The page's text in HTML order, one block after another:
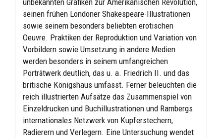
unbekannten Grafiken zur Amerikanischen Revolution,
seinen frühen Londoner Shakespeare-Illustrationen
sowie seinem besonders beliebten erotischen
Oeuvre. Praktiken der Reproduktion und Variation von
Vorbildern sowie Umsetzung in andere Medien
werden besonders in seinem umfangreichen
Porträtwerk deutlich, das u. a. Friedrich II. und das
britische Königshaus umfasst. Ferner beleuchten die
reich illustrierten Aufsätze das Zusammenspiel von
Einzeldrucken und Buchillustrationen und Rambergs
internationales Netzwerk von Kupferstechern,
Radierern und Verlegern. Eine Untersuchung wendet